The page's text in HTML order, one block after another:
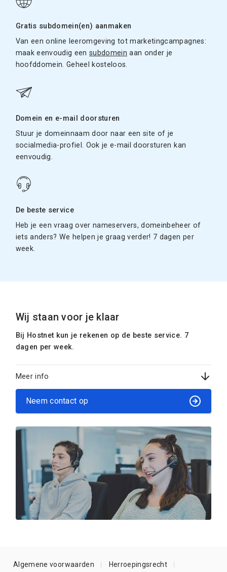
Gratis subdomein(en) aanmaken
Van een online leeromgeving tot marketingcampagnes:
maak eenvoudig eensubdomein aan onder je
hoofddomein. Geheel kosteloos.
Domein en e-mail doorsturen
Stuur je domeinnaam door naar een site of je
socialmedia-profiel. Ook je e-mail doorsturen kan
eenvoudig.
De beste service
Heb je een vraag over nameservers, domeinbeheer of
iets anders? We helpen je graag verder! 7 dagen per
week.
Wij staan voor je klaar
Bij Hostnet kun je rekenen op de beste service. 7
dagen per week.
Meer info
Neem contact op
Algemene voorwaarden Herroepingsrecht